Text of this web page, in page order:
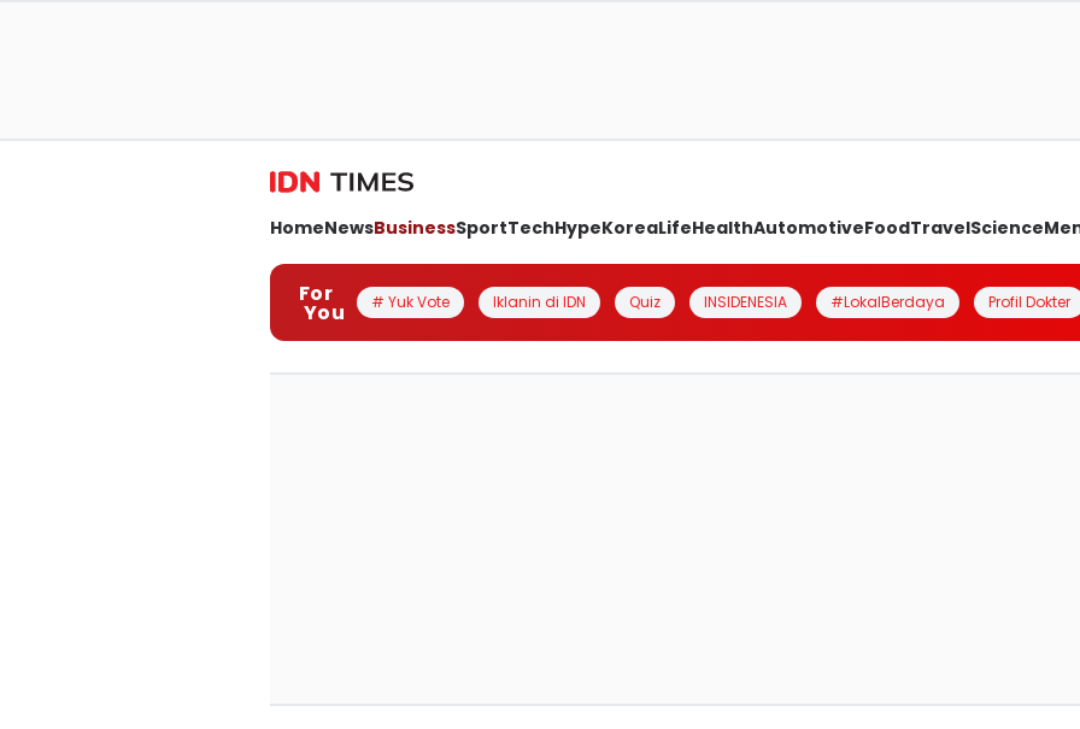
HomeNewsBusinessSportTechHypeKoreaLifeHealthAutomotiveFoodTravelScience
For
You # Yuk Vote Iklanin di IDN Quiz INSIDENESIA #LokalBerdaya Profil Dokter